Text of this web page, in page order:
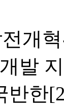
개
발
반한